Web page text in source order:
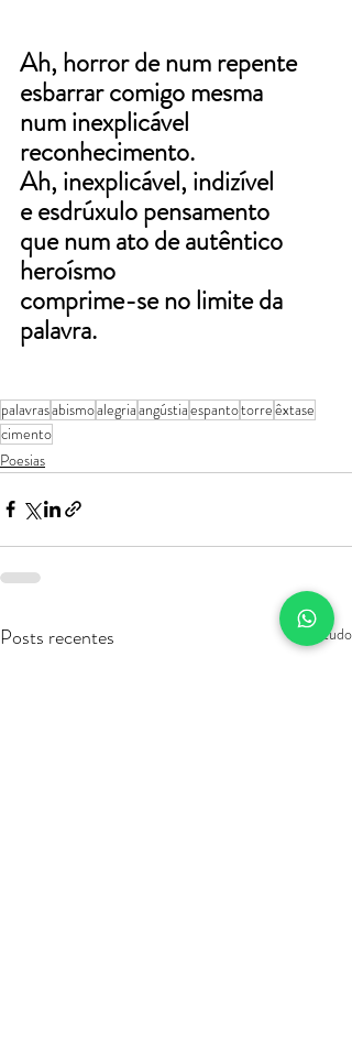
Ah, horror de num repente
esbarrar comigo mesma
num inexplicável
reconhecimento.
Ah, inexplicável, indizível
e esdrúxulo pensamento
que num ato de autêntico
heroísmo
comprime-se no limite da
palavra.
palavrasabismoalegriaangústiaespantotorreêxtase
cimento
Poesias
Posts recentes Ver tudo